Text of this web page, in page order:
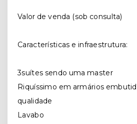
Valor de venda (sob consulta)
Características e infraestrutura:
3suítes sendo uma master
Riquíssimo em armários
qualidade
Lavabo